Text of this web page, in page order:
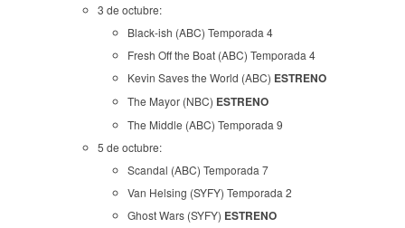
3 de octubre:
Black-ish (ABC) Temporada 4
Fresh Off the Boat (ABC) Temporada 4
Kevin Saves the World (ABC) ESTRENO
The Mayor (NBC) ESTRENO
The Middle (ABC) Temporada 9
5 de octubre:
Scandal (ABC) Temporada 7
Van Helsing (SYFY) Temporada 2
Ghost Wars (SYFY) ESTRENO